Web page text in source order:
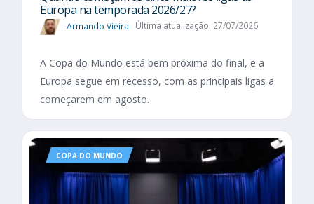
Europa na temporada 2026/27?
Armando Vieira Última atualização: 27/07/2026
A Copa do Mundo está bem próxima do final, e a
Europa segue em recesso, com as principais ligas a
começarem em agosto.
COPA DO MUNDO